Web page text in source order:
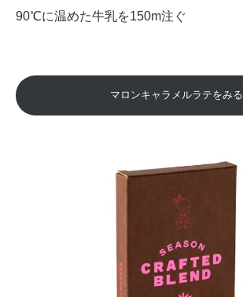
90℃に温めた牛乳を150m注ぐ
マロンキャラメルラテをみる